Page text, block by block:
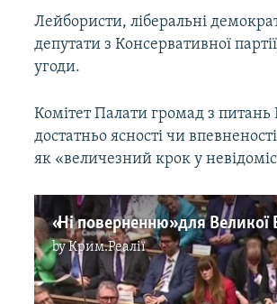
Лейбористи, ліберальні
депутати з Консервативної
угоди.
Комітет Палати громад з
достатньо ясності чи
як «величезний крок у
byКрим.Реалії